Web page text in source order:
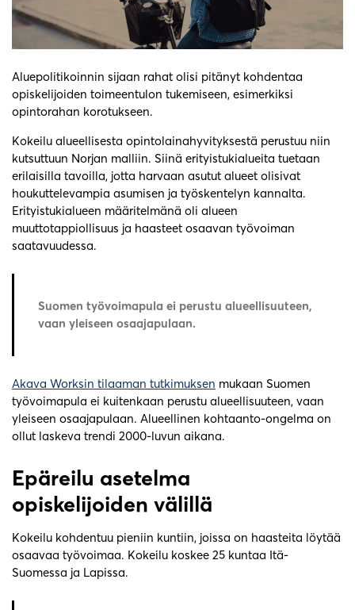
Aluepolitikoinnin sijaan rahat olisi pitänyt kohdentaa
opiskelijoiden toimeentulon tukemiseen, esimerkiksi
opintorahan korotukseen.
Kokeilu alueellisesta opintolainahyvityksestä perustuu niin
kutsuttuun Norjan malliin. Siinä erityistukialueita tuetaan
erilaisilla tavoilla, jotta harvaan asutut alueet olisivat
houkuttelevampia asumisen ja työskentelyn kannalta.
Erityistukialueen määritelmänä oli alueen
muuttotappiollisuus ja haasteet osaavan työvoiman
saatavuudessa.
Suomen työvoimapula ei perustu alueellisuuteen,
vaan yleiseen osaajapulaan.
Akava Worksin tilaaman tutkimuksen mukaan Suomen
työvoimapula ei kuitenkaan perustu alueellisuuteen, vaan
yleiseen osaajapulaan. Alueellinen kohtaanto-ongelma on
ollut laskeva trendi 2000-luvun aikana.
Epäreilu asetelma
opiskelijoiden välillä
Kokeilu kohdentuu pieniin kuntiin, joissa on haasteita löytää
osaavaa työvoimaa. Kokeilu koskee 25 kuntaa Itä-
Suomessa ja Lapissa.